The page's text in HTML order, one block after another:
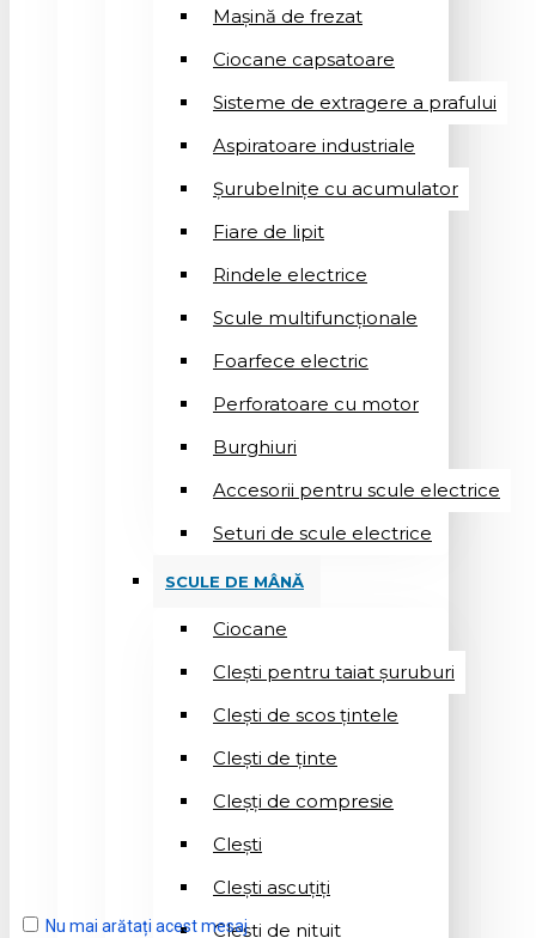
Mașină de frezat
Ciocane capsatoare
Sisteme de extragere a prafului
Aspiratoare industriale
Șurubelnițe cu acumulator
Fiare de lipit
Rindele electrice
Scule multifuncționale
Foarfece electric
Perforatoare cu motor
Burghiuri
Accesorii pentru scule electrice
Seturi de scule electrice
SCULE DE MÂNĂ
Ciocane
Cleşti pentru taiat șuruburi
Clești de scos țintele
Clești de ținte
Cleșți de compresie
Cleşti
Clești ascuțiți
Cleşti de nituit
Nu mai arătați acest mesaj